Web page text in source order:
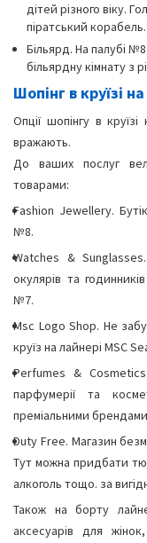
дітей різного віку.
піратський корабель.
Більярд. На палубі
більярдну кімнату з
Шопінг в круїзі
Опції шопінгу в
вражають.
До ваших послуг
товарами:
Fashion Jewellery.
№8.
Watches &
окулярів та
№7.
Msc Logo Shop. Не
круїз на лайнері MSC
Perfumes &
парфумерії та
преміальними
Duty Free. Магазин
Тут можна придбати
алкоголь тощо. за
Також на борту
аксесуарів для